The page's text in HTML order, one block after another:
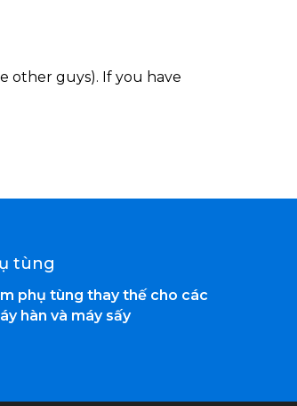
other guys). If you have
tùng
phụ tùng thay thế cho các
hàn và máy sấy